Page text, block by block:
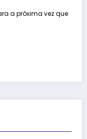
a próxima vez que